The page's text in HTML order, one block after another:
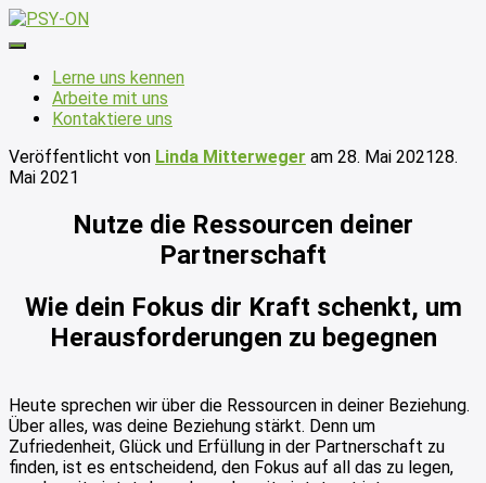
Navigation
umschaltenLerne uns kennen
Arbeite mit uns
Kontaktiere uns
Veröffentlicht von Linda Mitterweger am 28. Mai 202128.
Mai 2021
Nutze die Ressourcen deiner
Partnerschaft
Wie dein Fokus dir Kraft schenkt, um
Herausforderungen zu begegnen
Heute sprechen wir über die Ressourcen in deiner Beziehung.
Über alles, was deine Beziehung stärkt. Denn um
Zufriedenheit, Glück und Erfüllung in der Partnerschaft zu
finden, ist es entscheidend, den Fokus auf all das zu legen,